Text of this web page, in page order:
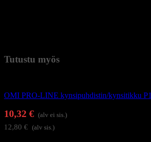
Tutustu myös
OMI PRO-LINE kynsipuhdistin/kynsitikku P1
10,32 € (alv ei sis.)
12,80 € (alv sis.)